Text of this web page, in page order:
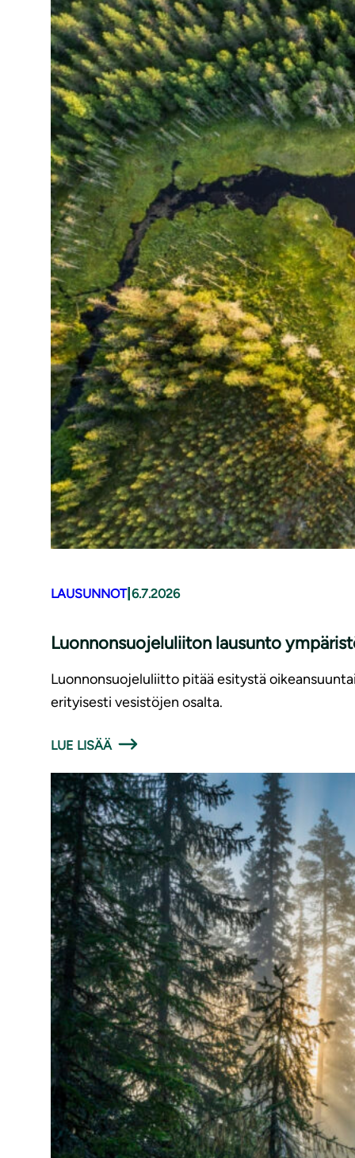
LAUSUNNOT| 6.7.2026
Luonnonsuojeluliiton lausunto
Luonnonsuojeluliitto pitää esitystä
erityisesti vesistöjen osalta.
LUE LISÄÄ